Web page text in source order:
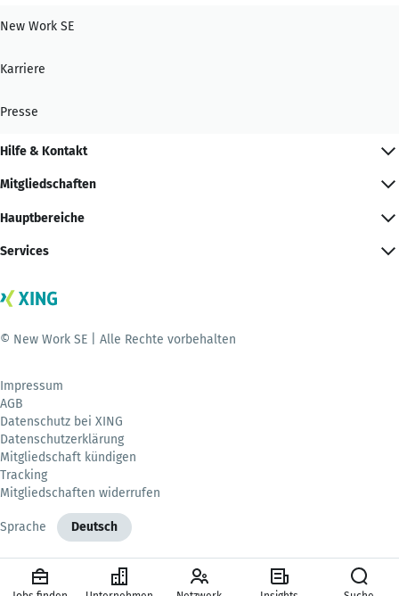
New Work SE
Karriere
Presse
Hilfe & Kontakt
Mitgliedschaften
Hauptbereiche
Services
© New Work SE | Alle Rechte vorbehalten
Impressum
AGB
Datenschutz bei XING
Datenschutzerklärung
Mitgliedschaft kündigen
Tracking
Mitgliedschaften widerrufen
Sprache Deutsch